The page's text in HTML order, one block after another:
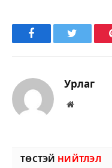
FacebookTwitter
Урлаг
Вэбсайт
ТӨСТЭЙ НИЙТЛЭЛ